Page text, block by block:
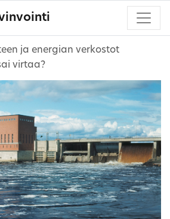
ja energian verkostot
virtaa?